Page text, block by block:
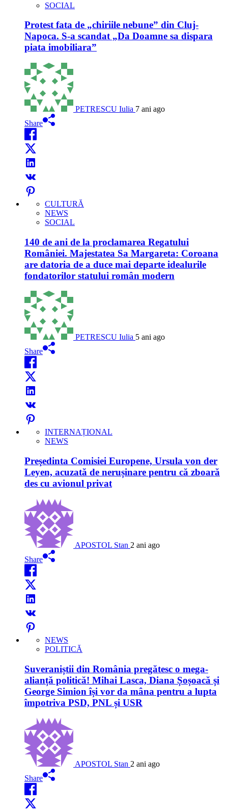
SOCIAL
Protest fata de „chiriile nebune” din Cluj-
Napoca. S-a scandat „Da Doamne sa dispara
piata imobiliara”
PETRESCU Iulia 7 ani ago
Share
CULTURĂ
NEWS
SOCIAL
140 de ani de la proclamarea Regatului
României. Majestatea Sa Margareta: Coroana
are datoria de a duce mai departe idealurile
fondatorilor statului român modern
PETRESCU Iulia 5 ani ago
Share
INTERNAȚIONAL
NEWS
Preşedinta Comisiei Europene, Ursula von der
Leyen, acuzată de nerușinare pentru că zboară
des cu avionul privat
APOSTOL Stan 2 ani ago
Share
NEWS
POLITICĂ
Suveraniștii din România pregătesc o mega-
alianță politică! Mihai Lasca, Diana Șoșoacă și
George Simion își vor da mâna pentru a lupta
împotriva PSD, PNL și USR
APOSTOL Stan 2 ani ago
Share